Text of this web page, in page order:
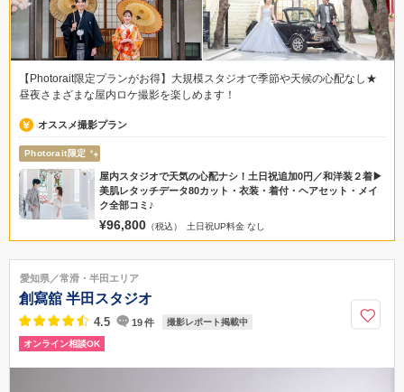
【Photorait限定プランがお得】大規模スタジオで季節や天候の心配なし★
昼夜さまざまな屋内ロケ撮影を楽しめます！
オススメ撮影プラン
Photorait限定
屋内スタジオで天気の心配ナシ！土日祝追加0円／和洋装２着▶
美肌レタッチデータ80カット・衣装・着付・ヘアセット・メイ
ク全部コミ♪
¥96,800 （税込） 土日祝UP料金 なし
愛知県／常滑・半田エリア
創寫舘 半田スタジオ
4.5 19件 撮影レポート掲載中
オンライン相談OK